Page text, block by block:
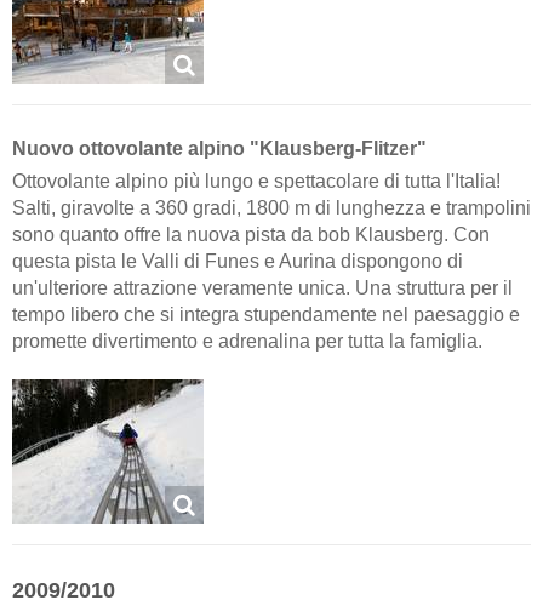
Nuovo ottovolante alpino "Klausberg-Flitzer"
Ottovolante alpino più lungo e spettacolare di tutta l'Italia!
Salti, giravolte a 360 gradi, 1800 m di lunghezza e trampolini
sono quanto offre la nuova pista da bob Klausberg. Con
questa pista le Valli di Funes e Aurina dispongono di
un'ulteriore attrazione veramente unica. Una struttura per il
tempo libero che si integra stupendamente nel paesaggio e
promette divertimento e adrenalina per tutta la famiglia.
2009/2010